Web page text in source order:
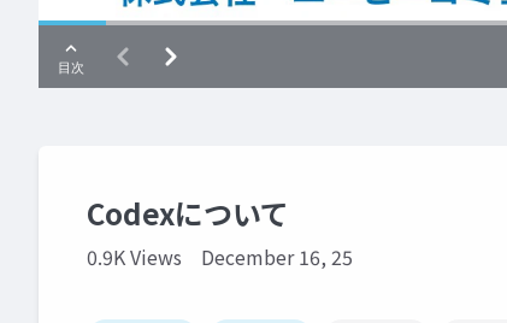
Codexについて
0.9K Views December 16, 25